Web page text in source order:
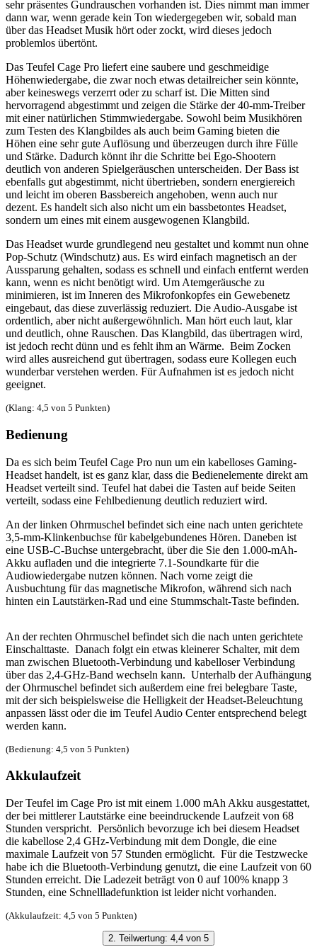
sehr präsentes Gundrauschen vorhanden ist. Dies nimmt man immer
dann war, wenn gerade kein Ton wiedergegeben wir, sobald man
über das Headset Musik hört oder zockt, wird dieses jedoch
problemlos übertönt.
Das Teufel Cage Pro liefert eine saubere und geschmeidige
Höhenwiedergabe, die zwar noch etwas detailreicher sein könnte,
aber keineswegs verzerrt oder zu scharf ist. Die Mitten sind
hervorragend abgestimmt und zeigen die Stärke der 40-mm-Treiber
mit einer natürlichen Stimmwiedergabe. Sowohl beim Musikhören
zum Testen des Klangbildes als auch beim Gaming bieten die
Höhen eine sehr gute Auflösung und überzeugen durch ihre Fülle
und Stärke. Dadurch könnt ihr die Schritte bei Ego-Shootern
deutlich von anderen Spielgeräuschen unterscheiden. Der Bass ist
ebenfalls gut abgestimmt, nicht übertrieben, sondern energiereich
und leicht im oberen Bassbereich angehoben, wenn auch nur
dezent. Es handelt sich also nicht um ein bassbetontes Headset,
sondern um eines mit einem ausgewogenen Klangbild.
Das Headset wurde grundlegend neu gestaltet und kommt nun ohne
Pop-Schutz (Windschutz) aus. Es wird einfach magnetisch an der
Aussparung gehalten, sodass es schnell und einfach entfernt werden
kann, wenn es nicht benötigt wird. Um Atemgeräusche zu
minimieren, ist im Inneren des Mikrofonkopfes ein Gewebenetz
eingebaut, das diese zuverlässig reduziert. Die Audio-Ausgabe ist
ordentlich, aber nicht außergewöhnlich. Man hört euch laut, klar
und deutlich, ohne Rauschen. Das Klangbild, das übertragen wird,
ist jedoch recht dünn und es fehlt ihm an Wärme. Beim Zocken
wird alles ausreichend gut übertragen, sodass eure Kollegen euch
wunderbar verstehen werden. Für Aufnahmen ist es jedoch nicht
geeignet.
(Klang: 4,5 von 5 Punkten)
Bedienung
Da es sich beim Teufel Cage Pro nun um ein kabelloses Gaming-
Headset handelt, ist es ganz klar, dass die Bedienelemente direkt am
Headset verteilt sind. Teufel hat dabei die Tasten auf beide Seiten
verteilt, sodass eine Fehlbedienung deutlich reduziert wird.
An der linken Ohrmuschel befindet sich eine nach unten gerichtete
3,5-mm-Klinkenbuchse für kabelgebundenes Hören. Daneben ist
eine USB-C-Buchse untergebracht, über die Sie den 1.000-mAh-
Akku aufladen und die integrierte 7.1-Soundkarte für die
Audiowiedergabe nutzen können. Nach vorne zeigt die
Ausbuchtung für das magnetische Mikrofon, während sich nach
hinten ein Lautstärken-Rad und eine Stummschalt-Taste befinden.
An der rechten Ohrmuschel befindet sich die nach unten gerichtete
Einschalttaste. Danach folgt ein etwas kleinerer Schalter, mit dem
man zwischen Bluetooth-Verbindung und kabelloser Verbindung
über das 2,4-GHz-Band wechseln kann. Unterhalb der Aufhängung
der Ohrmuschel befindet sich außerdem eine frei belegbare Taste,
mit der sich beispielsweise die Helligkeit der Headset-Beleuchtung
anpassen lässt oder die im Teufel Audio Center entsprechend belegt
werden kann.
(Bedienung: 4,5 von 5 Punkten)
Akkulaufzeit
Der Teufel im Cage Pro ist mit einem 1.000 mAh Akku ausgestattet,
der bei mittlerer Lautstärke eine beeindruckende Laufzeit von 68
Stunden verspricht. Persönlich bevorzuge ich bei diesem Headset
die kabellose 2,4 GHz-Verbindung mit dem Dongle, die eine
maximale Laufzeit von 57 Stunden ermöglicht. Für die Testzwecke
habe ich die Bluetooth-Verbindung genutzt, die eine Laufzeit von 60
Stunden erreicht. Die Ladezeit beträgt von 0 auf 100% knapp 3
Stunden, eine Schnellladefunktion ist leider nicht vorhanden.
(Akkulaufzeit: 4,5 von 5 Punkten)
2. Teilwertung: 4,4 von 5